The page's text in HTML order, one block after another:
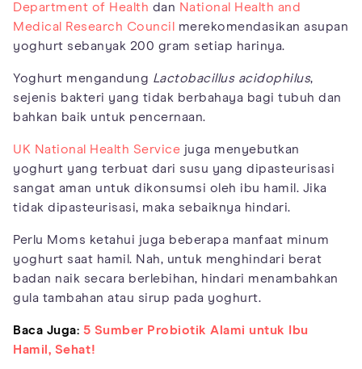
Department of Health dan National Health and
Medical Research Council
merekomendasikan asupan
yoghurt sebanyak 200 gram setiap harinya.
Yoghurt mengandung Lactobacillus acidophilus,
sejenis bakteri yang tidak berbahaya bagi tubuh dan
bahkan baik untuk pencernaan.
UK National Health Service juga menyebutkan
yoghurt yang terbuat dari susu yang dipasteurisasi
sangat aman untuk dikonsumsi oleh ibu hamil. Jika
tidak dipasteurisasi, maka sebaiknya hindari.
Perlu Moms ketahui juga beberapa manfaat minum
yoghurt saat hamil. Nah, untuk menghindari berat
badan naik secara berlebihan, hindari menambahkan
gula tambahan atau sirup pada yoghurt.
Baca Juga: 5 Sumber Probiotik Alami untuk Ibu
Hamil, Sehat!